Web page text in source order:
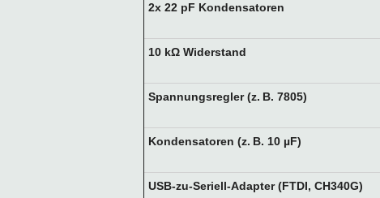
2x 22 pF Kondensatoren
10 kΩ Widerstand
Spannungsregler (z. B. 7805)
Kondensatoren (z. B. 10 µF)
USB-zu-Seriell-Adapter (FTDI, CH340G)